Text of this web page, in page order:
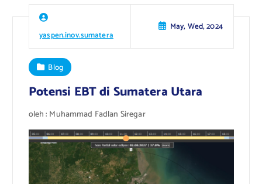
yaspen.inov.sumatera
May, Wed, 2024
Blog
Potensi EBT di Sumatera Utara
oleh : Muhammad Fadlan Siregar